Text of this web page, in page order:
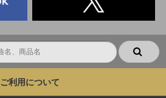
ご利用について